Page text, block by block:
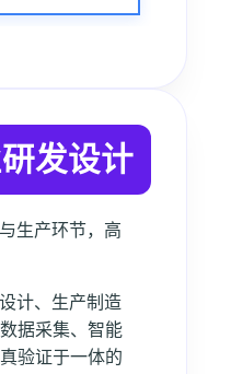
发设计
生产环节，高
计、生产制造
据采集、智能
验证于一体的